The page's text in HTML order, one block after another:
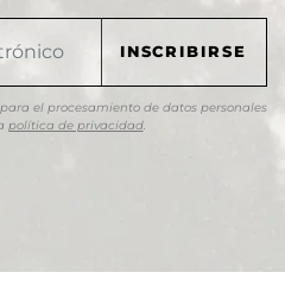
el procesamiento de datos personales
política de privacidad.